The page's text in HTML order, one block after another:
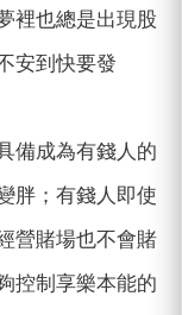
裡也總是出現股
安到快要發
備成為有錢人的
胖；有錢人即使
營賭場也不會賭
控制享樂本能的